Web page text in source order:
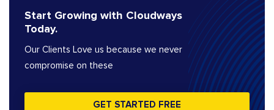
Start Growing with Cloudways
Today.
Our Clients Love us because we never
compromise on these
GET STARTED FREE